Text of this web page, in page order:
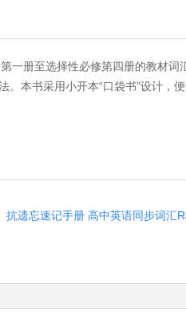
一册至选择性必修第四册的教材词
。本书采用小开本“口袋书”设计，
抗遗忘速记手册 高中英语同步词汇